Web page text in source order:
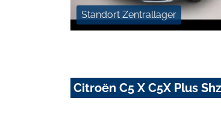
Standort Zentrallager
Citroën C5 X C5X Plus